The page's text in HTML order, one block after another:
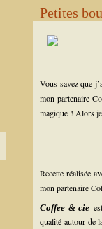
Petites
Vous savez que
mon partenaire
magique ! Alors
Recette réalisée
mon partenaire
Coffee & cie
qualité autour de